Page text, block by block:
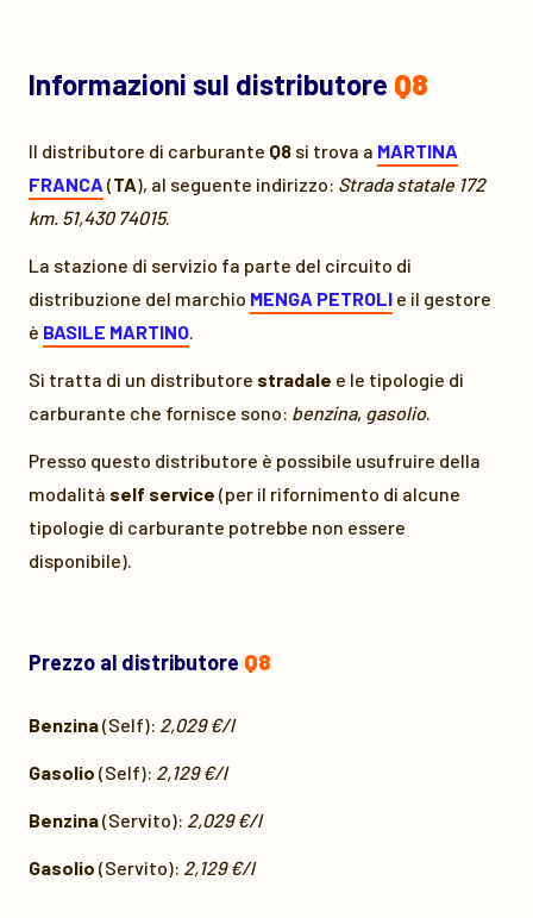
Informazioni sul distributore Q8
Il distributore di carburante Q8 si trova a MARTINA
FRANCA (TA), al seguente indirizzo: Strada statale 172
km. 51,430 74015.
La stazione di servizio fa parte del circuito di
distribuzione del marchio MENGA PETROLI e il gestore
è BASILE MARTINO.
Si tratta di un distributore stradale e le tipologie di
carburante che fornisce sono: benzina, gasolio.
Presso questo distributore è possibile usufruire della
modalità self service (per il rifornimento di alcune
tipologie di carburante potrebbe non essere
disponibile).
Prezzo al distributore Q8
Benzina(Self): 2,029 €/l
Gasolio (Self): 2,129 €/l
Benzina(Servito): 2,029 €/l
Gasolio (Servito): 2,129 €/l